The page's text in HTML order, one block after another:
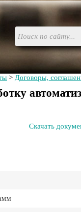
> Договоры,
Скачать